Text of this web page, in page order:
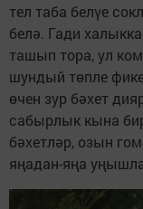
тел таба белүе
белә. Гади
ташып тора, ул
шундый төпле
өчен зур бәхет
сабырлык кына
бәхетләр, озын
яңадан-яңа